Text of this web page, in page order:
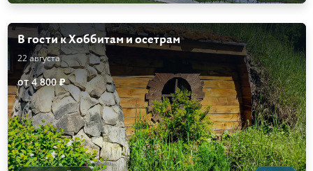
В гости к Хоббитам и осетрам
22 августа
от 4 800 ₽